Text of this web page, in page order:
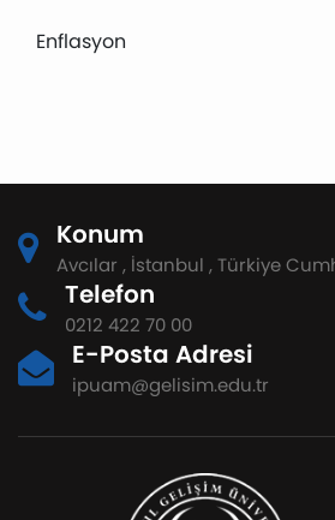
Enflasyon
Konum
Avcılar , İstanbul , Türkiye
Telefon
0212 422 70 00
E-Posta Adresi
ipuam@gelisim.edu.tr